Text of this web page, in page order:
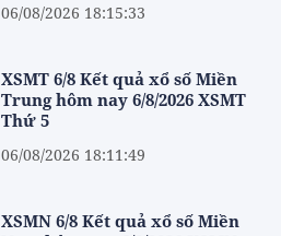
06/08/2026 18:15:33
XSMT 6/8 Kết quả xổ số Miền
Trung hôm nay 6/8/2026 XSMT
Thứ 5
06/08/2026 18:11:49
XSMN 6/8 Kết quả xổ số Miền